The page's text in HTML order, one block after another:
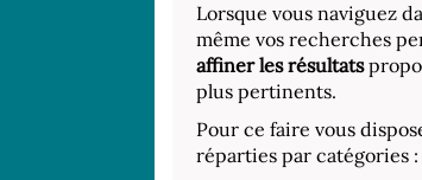
Lorsque vous naviguez
même vos recherches
affiner les résultats
plus pertinents.
Pour ce faire vous
réparties par catégories :